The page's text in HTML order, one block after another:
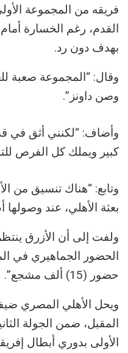
فريقه من المجموعة
القدم، رغم الخسارة
بهدف دون رد.
وقال: “المجموعة صعبة
وصن داونز”.
وأضاف: “لكنني أثق في
كبير ويملك كل الفرص
وتابع: “هناك تنسيق من
بعثة الأهلي، عند وصولها
ولفت إلى أن الأزرق
الحضور الجماهيري في
حضور (15) ألف مشجع”.
ويحل الأهلي المصري
المقبل، ضمن الجولة
الأولى بدوري أبطال